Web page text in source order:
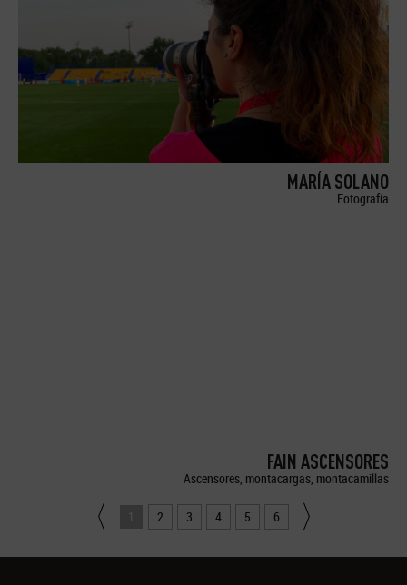
MARÍA SOLANO
Fotografía
FAIN ASCENSORES
Ascensores, montacargas, montacamillas
1 2 3 4 5 6